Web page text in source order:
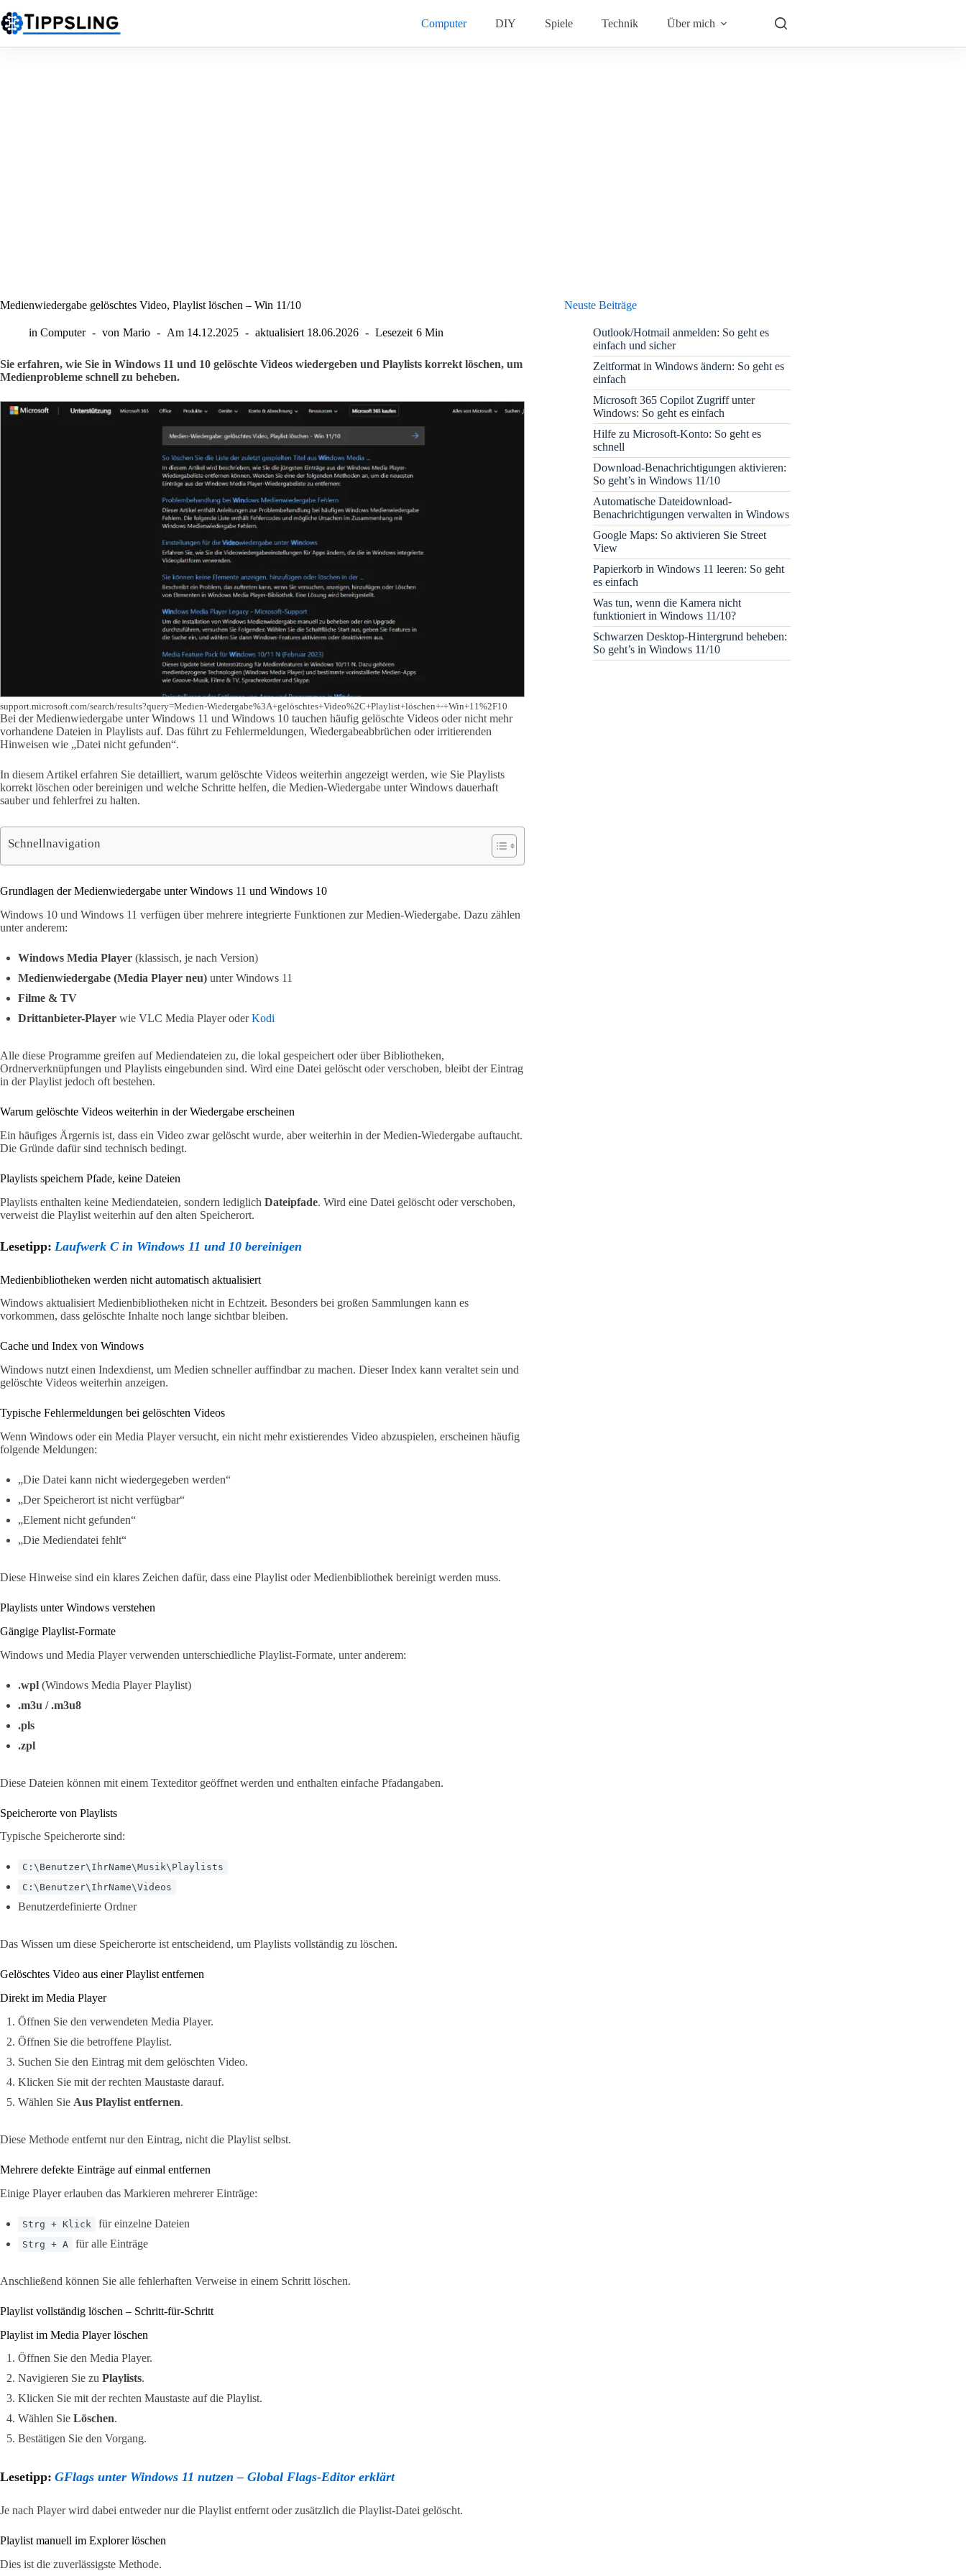
Inhalt
springen
Computer DIY Spiele Technik Über mich
Medienwiedergabe gelöschtes Video, Playlist löschen – Win 11/10
in Computer von Mario Am 14.12.2025 aktualisiert 18.06.2026 Lesezeit 6 Min
Sie erfahren, wie Sie in Windows 11 und 10 gelöschte Videos wiedergeben und Playlists korrekt löschen, um
Medienprobleme schnell zu beheben.
support.microsoft.com/search/results?query=Medien-Wiedergabe%3A+gelöschtes+Video%2C+Playlist+löschen+-+Win+11%2F10
Bei der Medienwiedergabe unter Windows 11 und Windows 10 tauchen häufig gelöschte Videos oder nicht mehr
vorhandene Dateien in Playlists auf. Das führt zu Fehlermeldungen, Wiedergabeabbrüchen oder irritierenden
Hinweisen wie „Datei nicht gefunden“.
In diesem Artikel erfahren Sie detailliert, warum gelöschte Videos weiterhin angezeigt werden, wie Sie Playlists
korrekt löschen oder bereinigen und welche Schritte helfen, die Medien-Wiedergabe unter Windows dauerhaft
sauber und fehlerfrei zu halten.
Schnellnavigation
Grundlagen der Medienwiedergabe unter Windows 11 und Windows 10
Windows 10 und Windows 11 verfügen über mehrere integrierte Funktionen zur Medien-Wiedergabe. Dazu zählen
unter anderem:
Windows Media Player (klassisch, je nach Version)
Medienwiedergabe (Media Player neu) unter Windows 11
Filme & TV
Drittanbieter-Player wie VLC Media Player oderKodi
Alle diese Programme greifen auf Mediendateien zu, die lokal gespeichert oder über Bibliotheken,
Ordnerverknüpfungen und Playlists eingebunden sind. Wird eine Datei gelöscht oder verschoben, bleibt der Eintrag
in der Playlist jedoch oft bestehen.
Warum gelöschte Videos weiterhin in der Wiedergabe erscheinen
Ein häufiges Ärgernis ist, dass ein Video zwar gelöscht wurde, aber weiterhin in der Medien-Wiedergabe auftaucht.
Die Gründe dafür sind technisch bedingt.
Playlists speichern Pfade, keine Dateien
Playlists enthalten keine Mediendateien, sondern lediglich Dateipfade. Wird eine Datei gelöscht oder verschoben,
verweist die Playlist weiterhin auf den alten Speicherort.
Lesetipp: Laufwerk C in Windows 11 und 10 bereinigen
Medienbibliotheken werden nicht automatisch aktualisiert
Windows aktualisiert Medienbibliotheken nicht in Echtzeit. Besonders bei großen Sammlungen kann es
vorkommen, dass gelöschte Inhalte noch lange sichtbar bleiben.
Cache und Index von Windows
Windows nutzt einen Indexdienst, um Medien schneller auffindbar zu machen. Dieser Index kann veraltet sein und
gelöschte Videos weiterhin anzeigen.
Typische Fehlermeldungen bei gelöschten Videos
Wenn Windows oder ein Media Player versucht, ein nicht mehr existierendes Video abzuspielen, erscheinen häufig
folgende Meldungen:
„Die Datei kann nicht wiedergegeben werden“
„Der Speicherort ist nicht verfügbar“
„Element nicht gefunden“
„Die Mediendatei fehlt“
Diese Hinweise sind ein klares Zeichen dafür, dass eine Playlist oder Medienbibliothek bereinigt werden muss.
Playlists unter Windows verstehen
Gängige Playlist-Formate
Windows und Media Player verwenden unterschiedliche Playlist-Formate, unter anderem:
.wpl (Windows Media Player Playlist)
.m3u / .m3u8
.pls
.zpl
Diese Dateien können mit einem Texteditor geöffnet werden und enthalten einfache Pfadangaben.
Speicherorte von Playlists
Typische Speicherorte sind:
C:\Benutzer\IhrName\Musik\Playlists
C:\Benutzer\IhrName\Videos
Benutzerdefinierte Ordner
Das Wissen um diese Speicherorte ist entscheidend, um Playlists vollständig zu löschen.
Gelöschtes Video aus einer Playlist entfernen
Direkt im Media Player
Öffnen Sie den verwendeten Media Player.
Öffnen Sie die betroffene Playlist.
Suchen Sie den Eintrag mit dem gelöschten Video.
Klicken Sie mit der rechten Maustaste darauf.
Wählen Sie Aus Playlist entfernen.
Diese Methode entfernt nur den Eintrag, nicht die Playlist selbst.
Mehrere defekte Einträge auf einmal entfernen
Einige Player erlauben das Markieren mehrerer Einträge:
Strg + Klick für einzelne Dateien
Strg + A für alle Einträge
Anschließend können Sie alle fehlerhaften Verweise in einem Schritt löschen.
Playlist vollständig löschen – Schritt-für-Schritt
Playlist im Media Player löschen
Öffnen Sie den Media Player.
Navigieren Sie zu Playlists.
Klicken Sie mit der rechten Maustaste auf die Playlist.
Wählen Sie Löschen.
Bestätigen Sie den Vorgang.
Lesetipp: GFlags unter Windows 11 nutzen – Global Flags-Editor erklärt
Je nach Player wird dabei entweder nur die Playlist entfernt oder zusätzlich die Playlist-Datei gelöscht.
Playlist manuell im Explorer löschen
Dies ist die zuverlässigste Methode.
Neuste Beiträge
Outlook/Hotmail anmelden: So geht es
einfach und sicher
Zeitformat in Windows ändern: So geht es
einfach
Microsoft 365 Copilot Zugriff unter
Windows: So geht es einfach
Hilfe zu Microsoft-Konto: So geht es
schnell
Download-Benachrichtigungen aktivieren:
So geht’s in Windows 11/10
Automatische Dateidownload-
Benachrichtigungen verwalten in Windows
Google Maps: So aktivieren Sie Street
View
Papierkorb in Windows 11 leeren: So geht
es einfach
Was tun, wenn die Kamera nicht
funktioniert in Windows 11/10?
Schwarzen Desktop-Hintergrund beheben:
So geht’s in Windows 11/10